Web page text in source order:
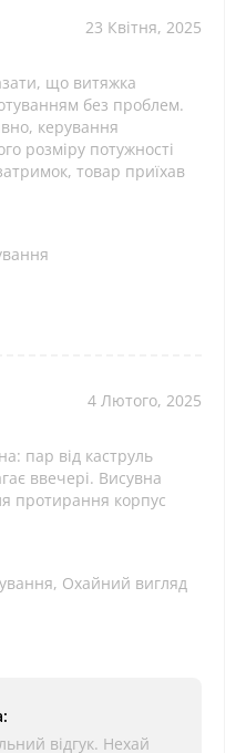
23 Квітня, 2025
що витяжка
без проблем.
керування
розміру потужності
товар приїхав
4 Лютого, 2025
пар від каструль
ввечері. Висувна
протирання корпус
Охайний вигляд
відгук. Нехай